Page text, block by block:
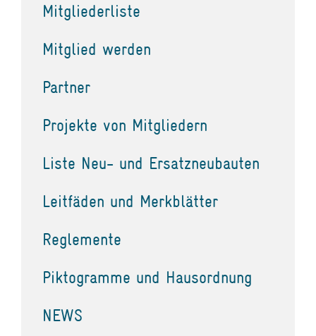
Mitgliederliste
Mitglied werden
Partner
Projekte von Mitgliedern
Liste Neu- und Ersatzneubauten
Leitfäden und Merkblätter
Reglemente
Piktogramme und Hausordnung
NEWS